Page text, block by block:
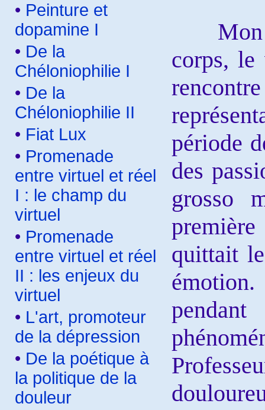
• Peinture et
dopamine I
• De la
Chéloniophilie I
• De la
Chéloniophilie II
• Fiat Lux
• Promenade
entre virtuel et réel
I : le champ du
virtuel
• Promenade
entre virtuel et réel
II : les enjeux du
virtuel
• L'art, promoteur
de la dépression
• De la poétique à
la politique de la
douleur
Mon
corps, le
période
des
grosso
quittait